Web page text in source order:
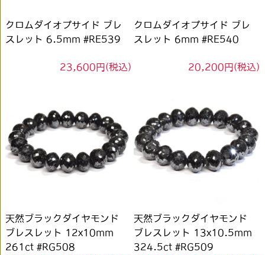
クロムダイオプサイド ブレ
スレット 6.5mm #RE539
23,600円(税込)
クロムダイオプサイド ブレ
スレット 6mm #RE540
20,200円(税込)
天然ブラックダイヤモンド
ブレスレット 12x10mm
261ct #RG508
天然ブラックダイヤモンド
ブレスレット 13x10.5mm
324.5ct #RG509